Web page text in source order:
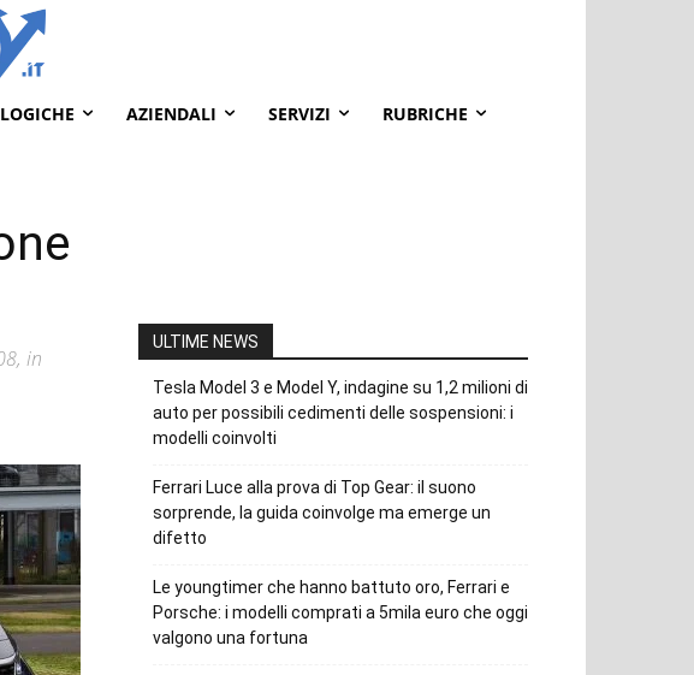
AZIENDALI SERVIZI RUBRICHE
in
ULTIME NEWS
Tesla Model 3 e Model Y, indagine su 1,2 milioni di
auto per possibili cedimenti delle sospensioni: i
modelli coinvolti
Ferrari Luce alla prova di Top Gear: il suono
sorprende, la guida coinvolge ma emerge un
difetto
Le youngtimer che hanno battuto oro, Ferrari e
Porsche: i modelli comprati a 5mila euro che oggi
valgono una fortuna